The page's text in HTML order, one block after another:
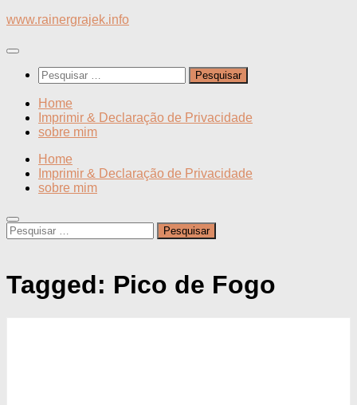
Skip
content
www.rainergrajek.info
Pesquisar
por:
Home
Imprimir & Declaração de Privacidade
sobre mim
Home
Imprimir & Declaração de Privacidade
sobre mim
Pesquisar
por:
Tagged: Pico de Fogo